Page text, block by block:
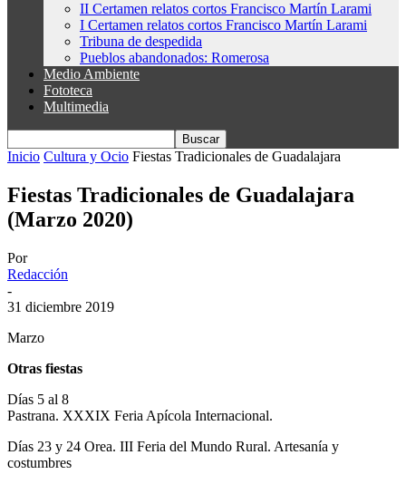
II Certamen relatos cortos Francisco Martín Larami
I Certamen relatos cortos Francisco Martín Larami
Tribuna de despedida
Pueblos abandonados: Romerosa
Medio Ambiente
Fototeca
Multimedia
Inicio Cultura y Ocio Fiestas Tradicionales de Guadalajara
Fiestas Tradicionales de Guadalajara
(Marzo 2020)
Por
Redacción
-
31 diciembre 2019
Marzo
Otras fiestas
Días 5 al 8
Pastrana. XXXIX Feria Apícola Internacional.
Días 23 y 24 Orea. III Feria del Mundo Rural. Artesanía y
costumbres